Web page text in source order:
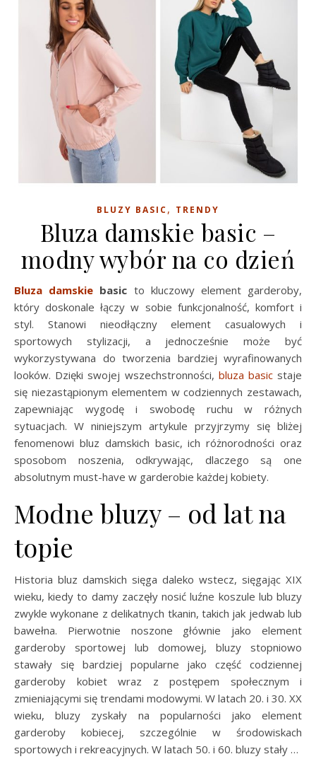
BLUZY BASIC, TRENDY
Bluza damskie basic –
modny wybór na co dzień
Bluza damskie basic to kluczowy element garderoby,
który doskonale łączy w sobie funkcjonalność, komfort i
styl. Stanowi nieodłączny element casualowych i
sportowych stylizacji, a jednocześnie może być
wykorzystywana do tworzenia bardziej wyrafinowanych
looków. Dzięki swojej wszechstronności, bluza basicstaje
się niezastąpionym elementem w codziennych zestawach,
zapewniając wygodę i swobodę ruchu w różnych
sytuacjach. W niniejszym artykule przyjrzymy się bliżej
fenomenowi bluz damskich basic, ich różnorodności oraz
sposobom noszenia, odkrywając, dlaczego są one
absolutnym must-have w garderobie każdej kobiety.
Modne bluzy – od lat na
topie
Historia bluz damskich sięga daleko wstecz, sięgając XIX
wieku, kiedy to damy zaczęły nosić luźne koszule lub bluzy
zwykle wykonane z delikatnych tkanin, takich jak jedwab lub
bawełna. Pierwotnie noszone głównie jako element
garderoby sportowej lub domowej, bluzy stopniowo
stawały się bardziej popularne jako część codziennej
garderoby kobiet wraz z postępem społecznym i
zmieniającymi się trendami modowymi. W latach 20. i 30. XX
wieku, bluzy zyskały na popularności jako element
garderoby kobiecej, szczególnie w środowiskach
sportowych i rekreacyjnych. W latach 50. i 60. bluzy stały …